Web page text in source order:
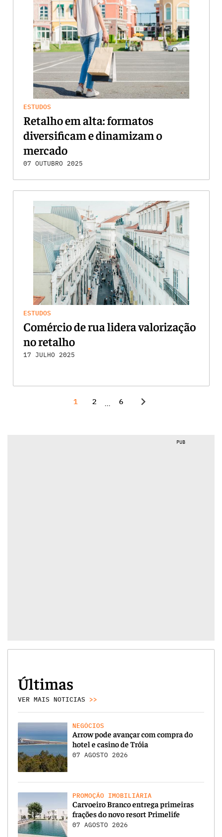
ESTUDOS
Retalho em alta: formatos
diversificam e dinamizam o
mercado
07 OUTUBRO 2025
ESTUDOS
Comércio de rua lidera valorização
no retalho
17 JULHO 2025
1 2 ... 6 chevron_right
PUB
Últimas
VER MAIS NOTICIAS >>
NEGÓCIOS
Arrow pode avançar com compra do
hotel e casino de Tróia
07 AGOSTO 2026
PROMOÇÃO IMOBILIÁRIA
Carvoeiro Branco entrega primeiras
frações do novo resort Primelife
07 AGOSTO 2026